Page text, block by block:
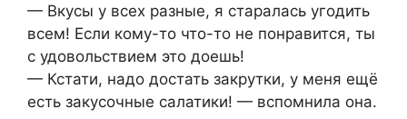
— Вкусы у всех разные, я старалась угодить
всем! Если кому-то что-то не понравится, ты
с удовольствием это доешь!
— Кстати, надо достать закрутки, у меня ещё
есть закусочные салатики! — вспомнила она.